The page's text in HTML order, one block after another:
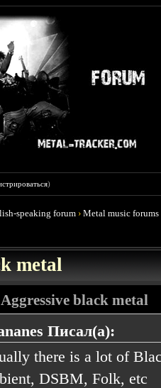
)
speaking forum ›Metal music forums
metal
black metal
Писал(а):
there is a lot of
DSBM, Folk, etc